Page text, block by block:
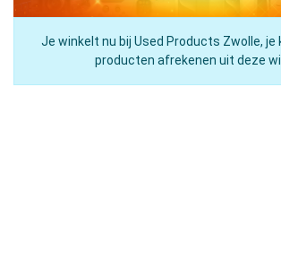
Je winkelt nu bij Used Products Zwolle, je
producten afrekenen uit deze